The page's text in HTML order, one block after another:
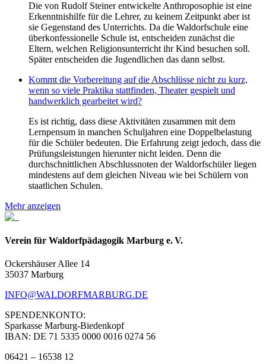
Die von Rudolf Steiner entwickelte Anthroposophie ist eine
Erkenntnishilfe für die Lehrer, zu keinem Zeitpunkt aber ist
sie Gegenstand des Unterrichts. Da die Waldorfschule eine
überkonfessionelle Schule ist, entscheiden zunächst die
Eltern, welchen Religionsunterricht ihr Kind besuchen soll.
Später entscheiden die Jugendlichen das dann selbst.
Kommt die Vorbereitung auf die Abschlüsse nicht zu kurz,
wenn so viele Praktika stattfinden, Theater gespielt und
handwerklich gearbeitet wird?
Es ist richtig, dass diese Aktivitäten zusammen mit dem
Lernpensum in manchen Schuljahren eine Doppelbelastung
für die Schüler bedeuten. Die Erfahrung zeigt jedoch, dass die
Prüfungsleistungen hierunter nicht leiden. Denn die
durchschnittlichen Abschlussnoten der Waldorfschüler liegen
mindestens auf dem gleichen Niveau wie bei Schülern von
staatlichen Schulen.
Mehr anzeigen
Verein für Waldorfpädagogik Marburg e. V.
Ockershäuser Allee 14
35037 Marburg
INFO@WALDORFMARBURG.DE
SPENDENKONTO:
Sparkasse Marburg-Biedenkopf
IBAN: DE 71 5335 0000 0016 0274 56
06421 – 16538 12